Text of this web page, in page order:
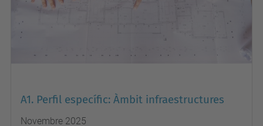
A1. Perfil específic: Àmbit infraestructures
Novembre 2025